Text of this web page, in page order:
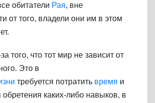
обитатели Рая, вне
от того, владели они им в этом
того, что тот мир не зависит от
Это в
требуется потратить время и
обретения каких-либо навыков, в